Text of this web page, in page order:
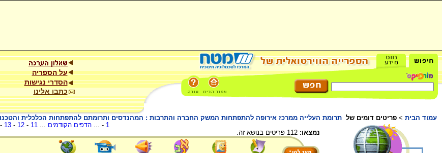
על הספריה
הסדרי נגישות
כתבו אלינו
עמוד הבית > פריטים דומים של תרומת העלייה ממרכז אירופה להתפתחות המשק החברה והתרבות : המהנדסים ותרומתם להתפתחות הכלכלית
1
- ... הדפים הקודמים ...
11
-
12
-
13
נמצאו: